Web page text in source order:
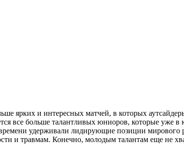
ярких и интересных матчей, в которых
все больше талантливых юниоров, которые уже в
удерживали лидирующие позиции мирового
и травмам. Конечно, молодым талантам еще не